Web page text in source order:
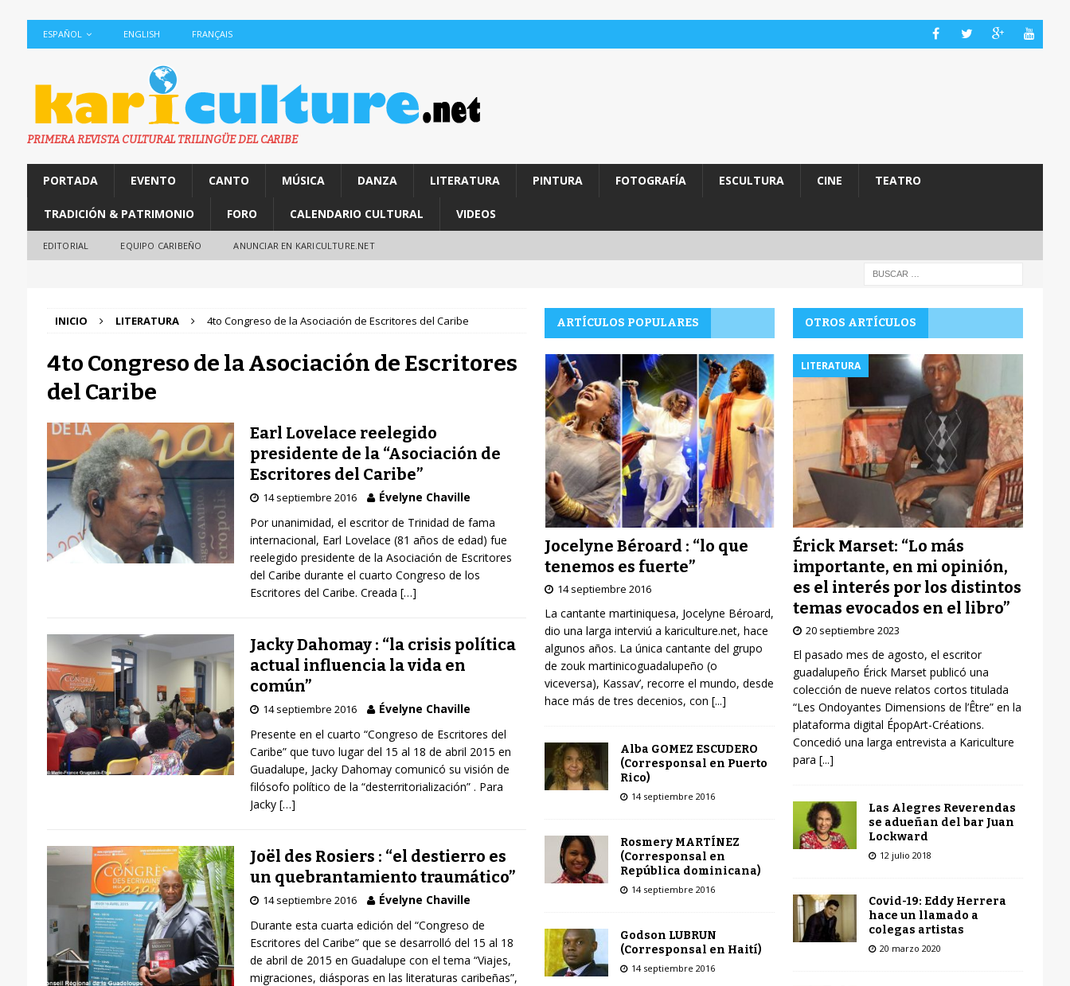
ESPAÑOL ENGLISH FRANÇAIS
PRIMERA REVISTA CULTURAL TRILINGÜE DEL CARIBE
PORTADA EVENTO CANTO MÚSICA DANZA LITERATURA PINTURA FOTOGRAFÍA ESCULTURA CINE TEATRO
TRADICIÓN & PATRIMONIO FORO CALENDARIO CULTURAL VIDEOS
EDITORIAL EQUIPO CARIBEÑO ANUNCIAR EN KARICULTURE.NET
INICIO LITERATURA 4to Congreso de la Asociación de Escritores del Caribe
4to Congreso de la Asociación de Escritores
del Caribe
Earl Lovelace reelegido
presidente de la “Asociación de
Escritores del Caribe”
14 septiembre 2016
Évelyne Chaville
Por unanimidad, el escritor de Trinidad de fama
internacional, Earl Lovelace (81 años de edad) fue
reelegido presidente de la Asociación de Escritores
del Caribe durante el cuarto Congreso de los
Escritores del Caribe. Creada […]
Jacky Dahomay : “la crisis política
actual influencia la vida en
común”
14 septiembre 2016
Évelyne Chaville
Presente en el cuarto “Congreso de Escritores del
Caribe” que tuvo lugar del 15 al 18 de abril 2015 en
Guadalupe, Jacky Dahomay comunicó su visión de
filósofo político de la “desterritorialización” . Para
Jacky […]
Joël des Rosiers : “el destierro es
un quebrantamiento traumático”
14 septiembre 2016
Évelyne Chaville
Durante esta cuarta edición del “Congreso de
Escritores del Caribe” que se desarrolló del 15 al 18
de abril de 2015 en Guadalupe con el tema “Viajes,
migraciones, diásporas en las literaturas caribeñas”,
ARTÍCULOS POPULARES
Jocelyne Béroard : “lo que
tenemos es fuerte”
14 septiembre 2016
La cantante martiniquesa, Jocelyne Béroard,
dio una larga interviú a kariculture.net, hace
algunos años. La única cantante del grupo
de zouk martinicoguadalupeño (o
viceversa), Kassav’, recorre el mundo, desde
hace más de tres decenios, con [...]
Alba GOMEZ ESCUDERO
(Corresponsal en Puerto
Rico)
14 septiembre 2016
Rosmery MARTÍNEZ
(Corresponsal en
República dominicana)
14 septiembre 2016
Godson LUBRUN
(Corresponsal en Haití)
14 septiembre 2016
OTROS ARTÍCULOS
LITERATURA
Érick Marset: “Lo más
importante, en mi opinión,
es el interés por los distintos
temas evocados en el libro”
20 septiembre 2023
El pasado mes de agosto, el escritor
guadalupeño Érick Marset publicó una
colección de nueve relatos cortos titulada
“Les Ondoyantes Dimensions de l’Être” en la
plataforma digital ÉpopArt-Créations.
Concedió una larga entrevista a Kariculture
para [...]
Las Alegres Reverendas
se adueñan del bar Juan
Lockward
12 julio 2018
Covid-19: Eddy Herrera
hace un llamado a
colegas artistas
20 marzo 2020